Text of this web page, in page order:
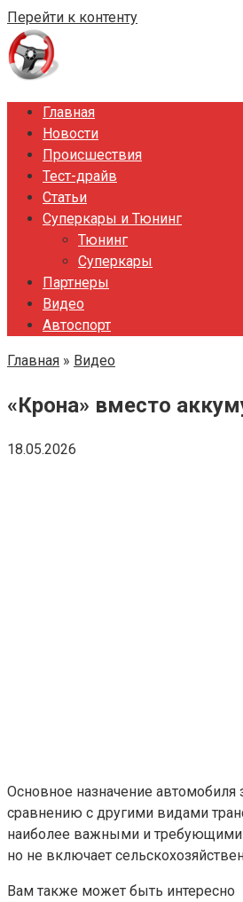
Перейти к контенту
Главная
Новости
Происшествия
Тест-драйв
Статьи
Суперкары и Тюнинг
Тюнинг
Суперкары
Партнеры
Видео
Автоспорт
Главная » Видео
«Крона» вместо
18.05.2026
Основное назначение
сравнению с другими видами
наиболее важными и требующими
но не включает
Вам также может быть интересно